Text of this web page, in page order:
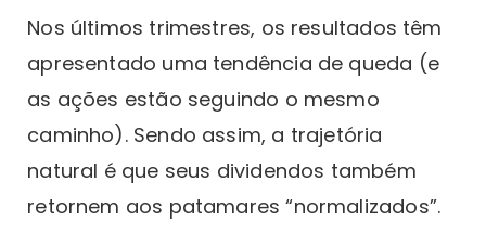
Nos últimos trimestres, os resultados têm
apresentado uma tendência de queda (e
as ações estão seguindo o mesmo
caminho). Sendo assim, a trajetória
natural é que seus dividendos também
retornem aos patamares “normalizados”.